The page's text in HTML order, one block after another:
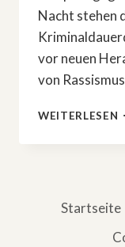
Nacht stehen
vor neuen
von
WEITERLESEN
Startseite